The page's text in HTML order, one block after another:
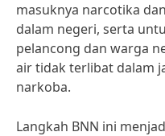
masuknya narcotika
dalam negeri, serta
pelancong dan warga
air tidak terlibat dalam
narkoba.
Langkah BNN ini